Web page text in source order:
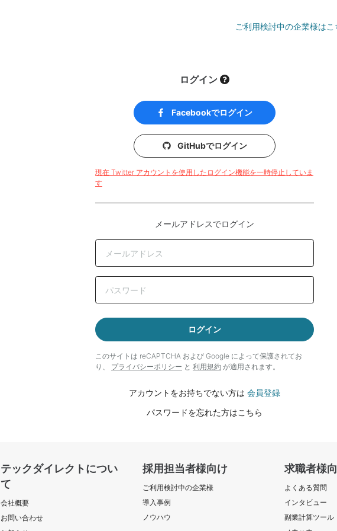
ご利用検討中の企業様はこ
ログイン
Facebookでログイン
GitHubでログイン
現在 Twitter アカウントを使用したログイン機能を一時停止していま
す
メールアドレスでログイン
ログイン
このサイトは reCAPTCHA および Google によって保護されてお
り、 プライバシーポリシー と 利用規約 が適用されます。
アカウントをお持ちでない方は 会員登録
パスワードを忘れた方はこちら
テックダイレクトについ
て
会社概要
お問い合わせ
採用担当者様向け
ご利用検討中の企業様
導入事例
ノウハウ
求職者様
よくある質問
インタビュー
副業計算ツール